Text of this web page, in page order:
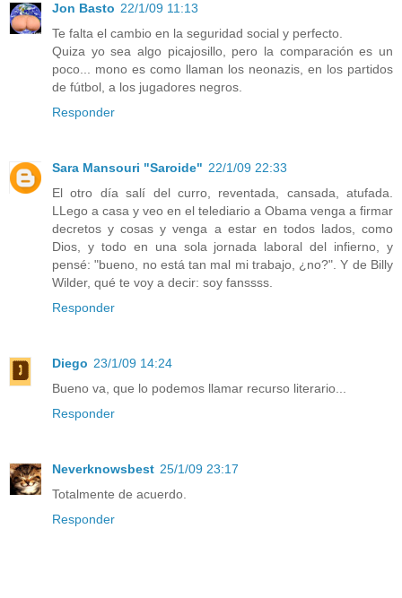
Jon Basto 22/1/09 11:13
Te falta el cambio en la seguridad social y perfecto.
Quiza yo sea algo picajosillo, pero la comparación es un
poco... mono es como llaman los neonazis, en los partidos
de fútbol, a los jugadores negros.
Responder
Sara Mansouri "Saroide" 22/1/09 22:33
El otro día salí del curro, reventada, cansada, atufada.
LLego a casa y veo en el telediario a Obama venga a firmar
decretos y cosas y venga a estar en todos lados, como
Dios, y todo en una sola jornada laboral del infierno, y
pensé: "bueno, no está tan mal mi trabajo, ¿no?". Y de Billy
Wilder, qué te voy a decir: soy fanssss.
Responder
Diego 23/1/09 14:24
Bueno va, que lo podemos llamar recurso literario...
Responder
Neverknowsbest 25/1/09 23:17
Totalmente de acuerdo.
Responder